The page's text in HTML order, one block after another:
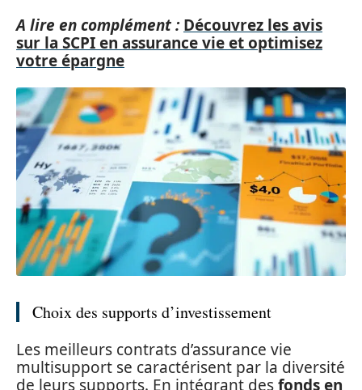
A lire en complément : Découvrez les avis
sur la SCPI en assurance vie et optimisez
votre épargne
Choix des supports d’investissement
Les meilleurs contrats d’assurance vie
multisupport se caractérisent par la diversité
de leurs supports. En intégrant desfonds en